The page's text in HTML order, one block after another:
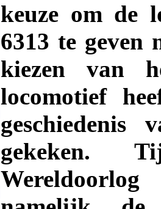
keuze om de
6313 te
kiezen van
locomotief
geschiedenis
gekeken.